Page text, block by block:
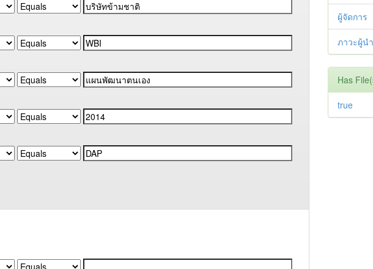
ผู้จัดการ
ภาวะผู้นำ
Has
true